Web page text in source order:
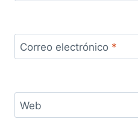
Correo electrónico *
Web